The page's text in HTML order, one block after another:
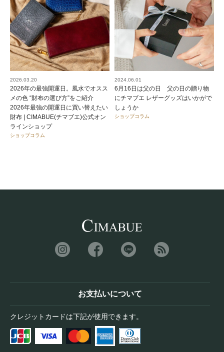
2026.03.20
2026年の最強開運日。風水でオスス
メの色 “財布の選び方”をご紹介
2026年最強の開運日に買い替えたい
財布 | CIMABUE(チマブエ)公式オン
ラインショップ
ショップコラム
2024.06.01
6月16日は父の日 父の日の贈り物
にチマブエ レザーグッズはいかがで
しょうか
ショップコラム
お支払いについて
クレジットカードは下記が使用できます。